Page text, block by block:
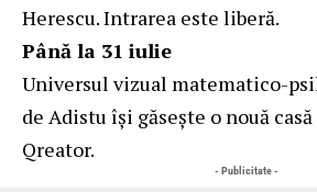
Herescu. Intrarea este liberă.
Până la 31 iulie
Universul vizual matematico-
de Adistu își găsește o nouă
Qreator.
- Publicitate -